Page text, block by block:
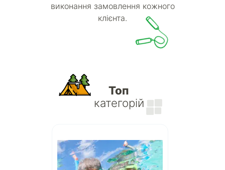
виконання замовлення кожного
клієнта.
Топ
категорій